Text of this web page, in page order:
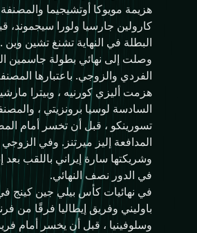
هزيمة مويوكا أوتشيجيما
كارولين جارسيا ولورا سيجموند،
البطلة في النهاية تشنغ تشين وين
وصلت إلى نهائي بطولة جاسمين
الفردي والزوجي. باعتبارها
هزمت أليزي كورنيه ، وبيترا
السادسة لوسيا برونزيتي ،
تسورينكو ، قبل أن تخسر أمام
المدافعة إليز ميرتنز. وفي
وشريكتها سارة إيراني باللقب بعد
في الدور نصف النهائي.
في نهائيات كأس بيلي جين كينج
باوليني وفريق إيطاليا فرقًا من
وسلوفينيا ، قبل أن يخسر أمام